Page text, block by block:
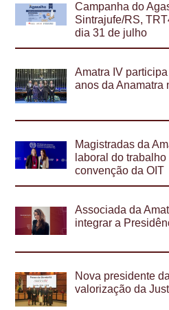
Campanha do
Sintrajufe/RS,
dia 31 de julho
Amatra IV
anos da Anamatra
Magistradas da
laboral do
convenção da OIT
Associada da
integrar a
Nova presidente
valorização da